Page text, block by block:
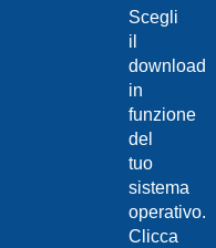
Scegli
il
download
in
funzione
del
tuo
sistema
operativo.
Clicca